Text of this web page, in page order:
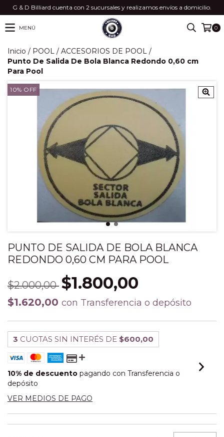
G & D Billiard cuenta con 2 sucursales y realizamos envíos a domicilio.
MENÚ 0
Inicio / POOL / ACCESORIOS DE POOL /
Punto De Salida De Bola Blanca Redondo 0,60 cm
Para Pool
10% OFF
PUNTO DE SALIDA DE BOLA BLANCA
REDONDO 0,60 CM PARA POOL
$2.000,00 $1.800,00
$1.620,00 con Transferencia o depósito
3 CUOTAS SIN INTERÉS DE $600,00
10% de descuento pagando con Transferencia o
depósito
VER MEDIOS DE PAGO